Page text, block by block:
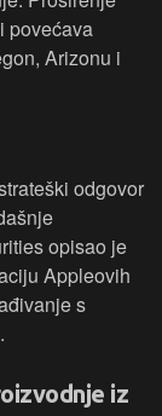
povećava
Arizonu i
odgovor
opisao je
Appleovih
s
iz